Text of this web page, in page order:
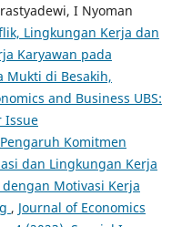
I Nyoman
Lingkungan Kerja dan
Karyawan pada
Mukti di Besakih,
and Business UBS:
Issue
Pengaruh Komitmen
dan Lingkungan Kerja
Motivasi Kerja
, Journal of Economics